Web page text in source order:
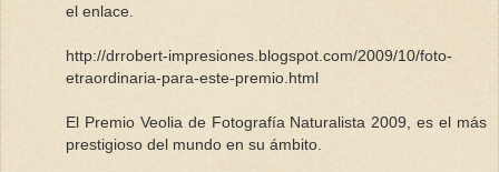
el enlace.
http://drrobert-impresiones.blogspot.com/2009/10/foto-
etraordinaria-para-este-premio.html
El Premio Veolia de Fotografía Naturalista 2009, es el más
prestigioso del mundo en su ámbito.